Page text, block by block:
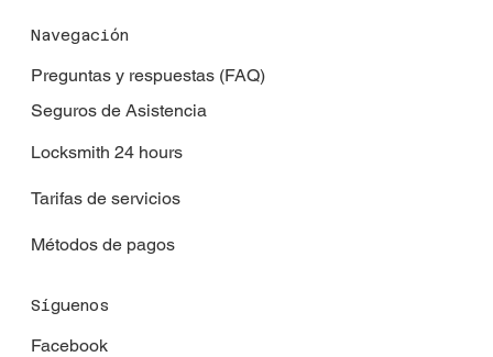
Navegación
Preguntas y respuestas (FAQ)
Seguros de Asistencia
Locksmith 24 hours
Tarifas de servicios
Métodos de pagos
Síguenos
Facebook